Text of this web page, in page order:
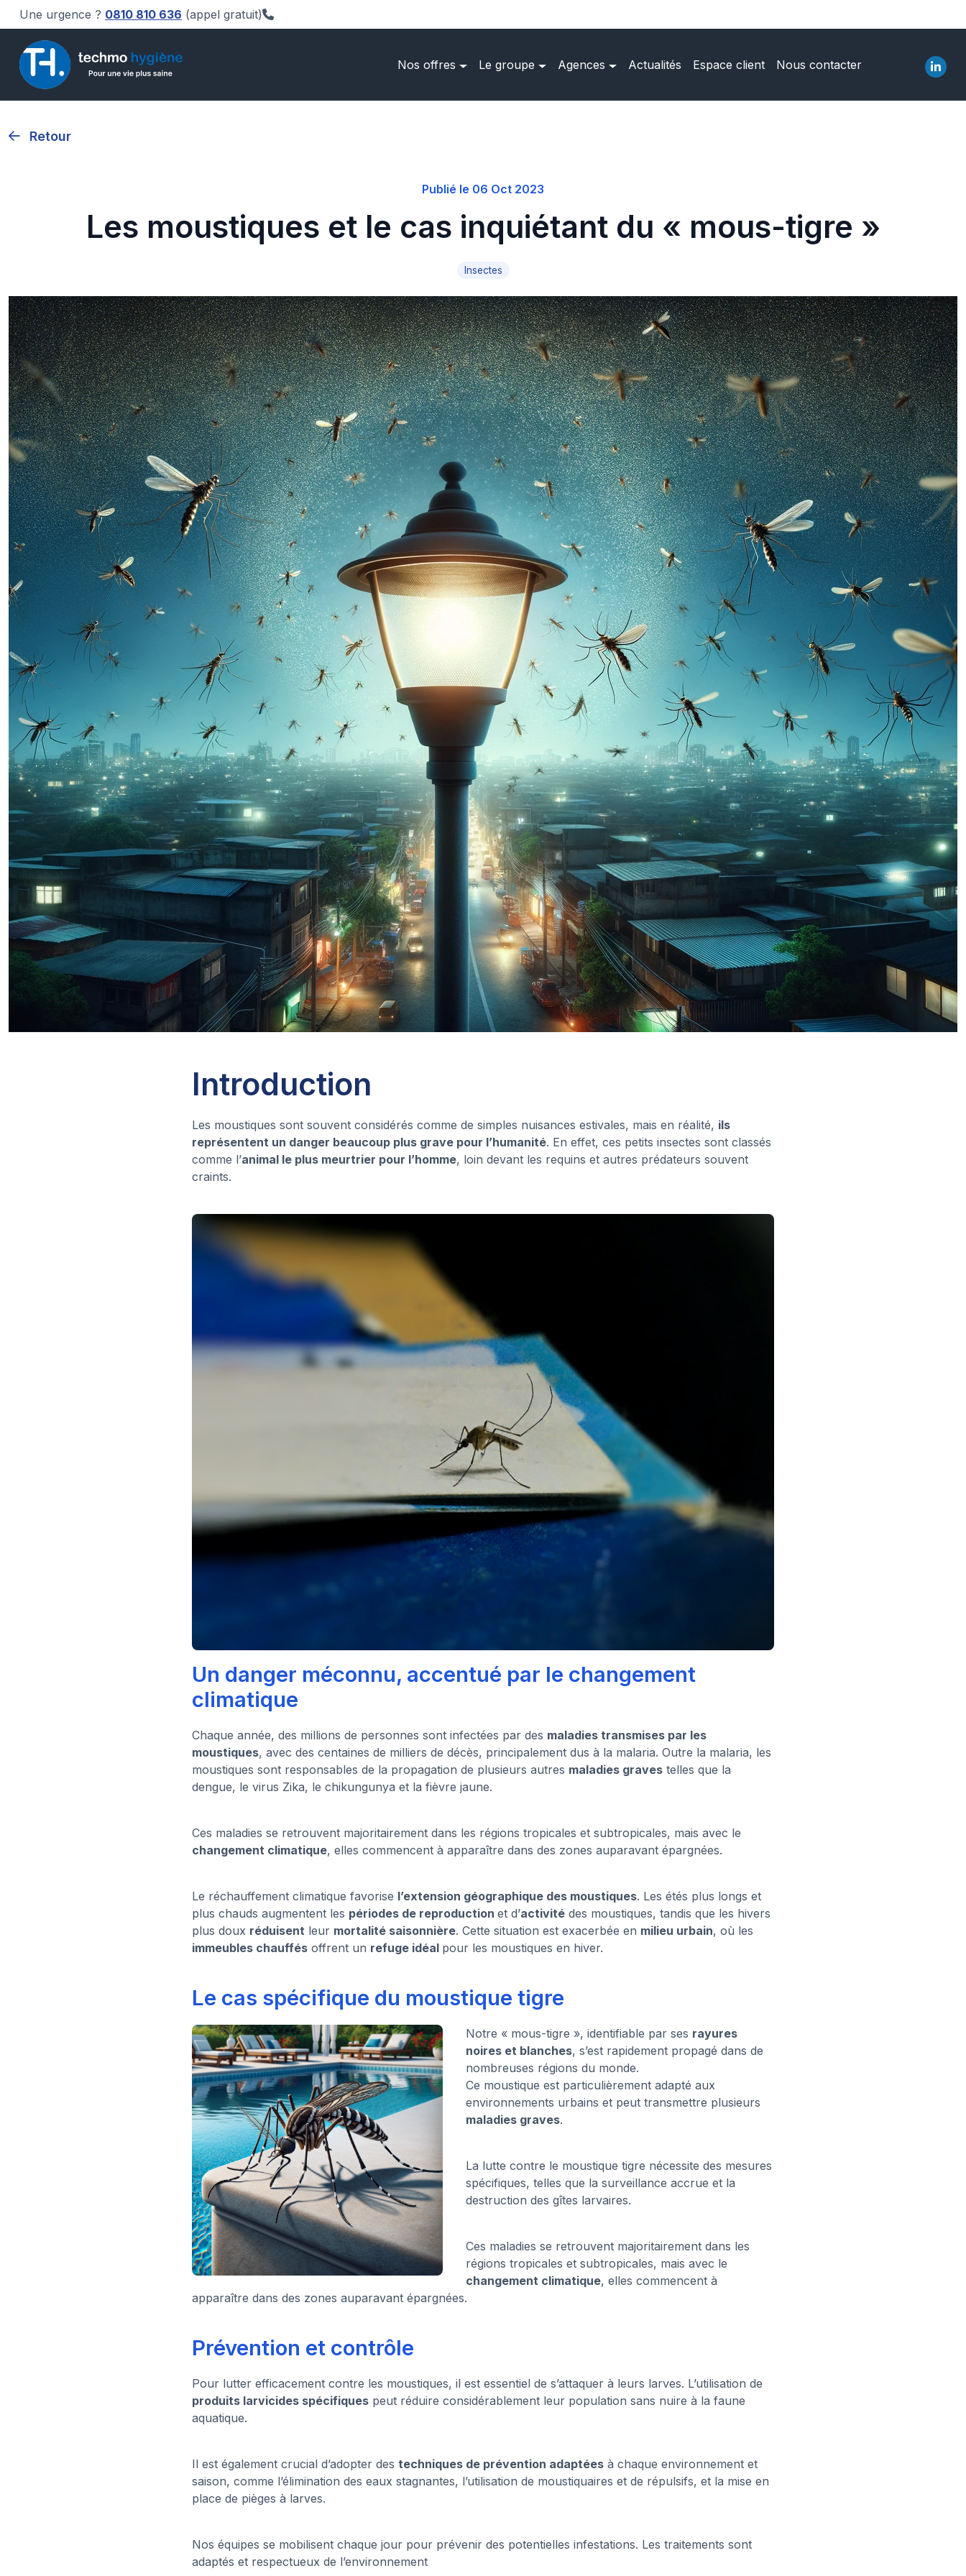
Une urgence ? 0810 810 636 (appel gratuit)
Nos offres Le groupe Agences Actualités Espace client Nous contacter
Retour
Publié le 06 Oct 2023
Les moustiques et le cas inquiétant du « mous-tigre »
Insectes
Introduction
Les moustiques sont souvent considérés comme de simples nuisances estivales, mais en réalité, ils
représentent un danger beaucoup plus grave pour l’humanité. En effet, ces petits insectes sont classés
comme l’animal le plus meurtrier pour l’homme, loin devant les requins et autres prédateurs souvent
craints.
Un danger méconnu, accentué par le changement
climatique
Chaque année, des millions de personnes sont infectées par des maladies transmises par les
moustiques, avec des centaines de milliers de décès, principalement dus à la malaria. Outre la malaria, les
moustiques sont responsables de la propagation de plusieurs autres maladies graves telles que la
dengue, le virus Zika, le chikungunya et la fièvre jaune.
Ces maladies se retrouvent majoritairement dans les régions tropicales et subtropicales, mais avec le
changement climatique, elles commencent à apparaître dans des zones auparavant épargnées.
Le réchauffement climatique favorise l’extension géographique des moustiques. Les étés plus longs et
plus chauds augmentent les périodes de reproduction et d’activité des moustiques, tandis que les hivers
plus doux réduisent leur mortalité saisonnière. Cette situation est exacerbée en milieu urbain, où les
immeubles chauffés offrent un refuge idéal pour les moustiques en hiver.
Le cas spécifique du moustique tigre
Notre « mous-tigre », identifiable par ses rayures
noires et blanches, s’est rapidement propagé dans de
nombreuses régions du monde.
Ce moustique est particulièrement adapté aux
environnements urbains et peut transmettre plusieurs
maladies graves.
La lutte contre le moustique tigre nécessite des mesures
spécifiques, telles que la surveillance accrue et la
destruction des gîtes larvaires.
Ces maladies se retrouvent majoritairement dans les
régions tropicales et subtropicales, mais avec le
changement climatique, elles commencent à
apparaître dans des zones auparavant épargnées.
Prévention et contrôle
Pour lutter efficacement contre les moustiques, il est essentiel de s’attaquer à leurs larves. L’utilisation de
produits larvicides spécifiques peut réduire considérablement leur population sans nuire à la faune
aquatique.
Il est également crucial d’adopter des techniques de prévention adaptées à chaque environnement et
saison, comme l’élimination des eaux stagnantes, l’utilisation de moustiquaires et de répulsifs, et la mise en
place de pièges à larves.
Nos équipes se mobilisent chaque jour pour prévenir des potentielles infestations. Les traitements sont
adaptés et respectueux de l’environnement